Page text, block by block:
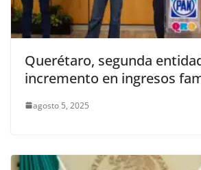
Querétaro, segunda
incremento en ingresos
agosto 5, 2025